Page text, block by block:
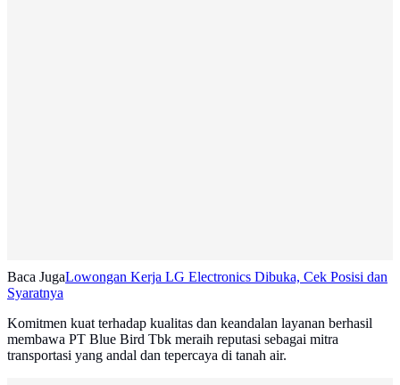
Baca JugaLowongan Kerja LG Electronics Dibuka, Cek Posisi dan
Syaratnya
Komitmen kuat terhadap kualitas dan keandalan layanan berhasil
membawa PT Blue Bird Tbk meraih reputasi sebagai mitra
transportasi yang andal dan tepercaya di tanah air.